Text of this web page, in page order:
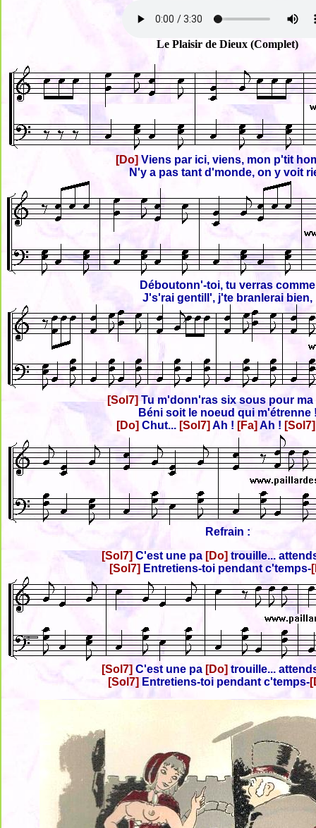
Le Plaisir de Dieux (Complet)
[Do]Viens par ici, viens, mon p'tit
N'y a pas tant d'monde, on y voit
Déboutonn'-toi, tu verras comme
J's'rai gentill', j'te branlerai bien,
[Sol7]Tu m'donn'ras six sous pour ma
Béni soit le noeud qui m'étrenne
[Do] Chut... [Sol7] Ah ! [Fa] Ah !
Refrain :
[Sol7] C'est une pa [Do] trouille...
[Sol7] Entretiens-toi pendant c'temps-
[Sol7] C'est une pa [Do] trouille...
[Sol7] Entretiens-toi pendant c'temps-